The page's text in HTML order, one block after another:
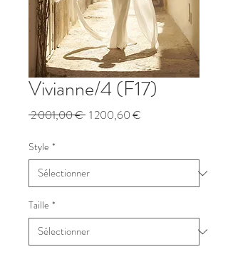
Vivianne/4 (F17)
2 001,00 € Prix
1 200,60 €
Style *
Taille *